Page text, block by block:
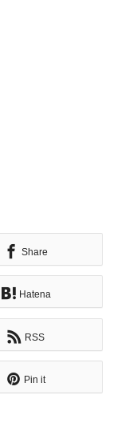
Share
Hatena
RSS
Pin it